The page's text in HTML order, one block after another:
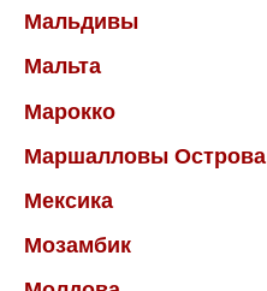
Мальдивы
Мальта
Марокко
Маршалловы Острова
Мексика
Мозамбик